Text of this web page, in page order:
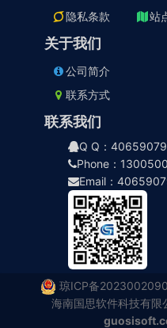
隐私条款
站
关于我们
公司简介
联系方式
联系我们
Q Q：
Phone：
Email：
琼ICP备
海南国思软件科技有